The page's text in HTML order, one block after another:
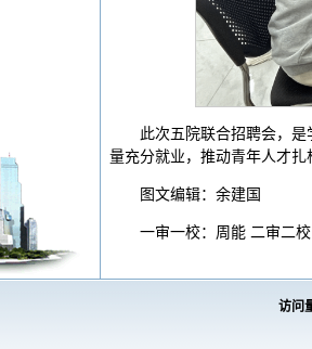
此次五院联合招聘会，
量充分就业，推动青年人才
图文编辑：余建国
一审一校：周能 二审二
访问